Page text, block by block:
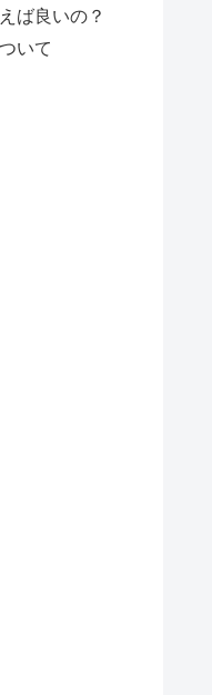
ば良いの？
いて